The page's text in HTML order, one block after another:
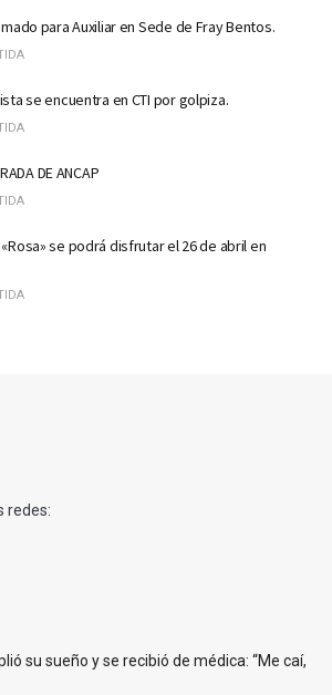
para Auxiliar en Sede de Fray Bentos.
se encuentra en CTI por golpiza.
DE ANCAP
se podrá disfrutar el 26 de abril en
redes:
su sueño y se recibió de médica: “Me caí,